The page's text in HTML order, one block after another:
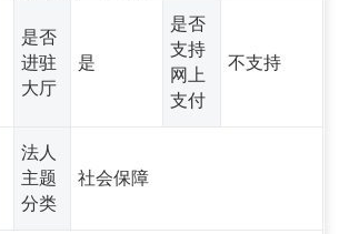
是否
进驻
大厅
是
是否
支持
网上
支付
不支持
法人
主题
分类
社会保障